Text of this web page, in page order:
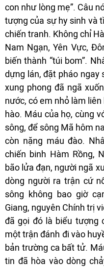
con như lòng mẹ”. Câu
tượng của sự hy sinh và
chiến tranh. Không chỉ
Nam Ngạn, Yên Vực,
biến thành “túi bom”.
dựng lán, đặt pháo ngay
xung phong đã ngã
nước, có em nhỏ làm
hào. Máu của họ, cùng
sông, để sông Mã hôm
còn nặng máu đào.
chiến binh Hàm Rồng,
bão lửa đạn, người ngã
dòng người ra trận cứ
sông không bao giờ
Giang, nguyên Chính trị
đã gọi đó là biểu tượng
một trận đánh đi vào
bản trường ca bất tử.
tin đã hòa vào dòng